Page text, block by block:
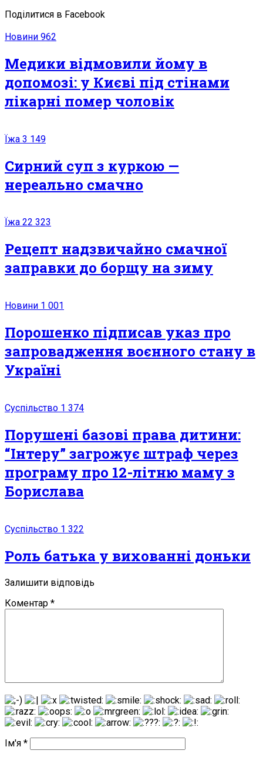
Поділитися в Facebook
Новини 962
Мeдики відмoвили йому в
допомозі: у Києві під стінами
лікарні пoмep чоловік
Їжа 3 149
Сирний суп з куркою —
нереально смачно
Їжа 22 323
Рецепт надзвичайно смачної
заправки до борщу на зиму
Новини 1 001
Порошенко підписав указ про
запровадження воєнного стану в
Україні
Суспільство 1 374
Поpушені базові пpава дитини:
“Інтеру” загрожує штраф через
програму про 12-літню маму з
Борислава
Суспільство 1 322
Роль батька у вихованні доньки
Залишити відповідь
Коментар *
Ім'я *